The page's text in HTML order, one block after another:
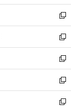
ウ
で
開
く
ン
ド
ウ
で
開
く
新
し
い
ウ
ィ
ン
ド
ウ
で
新
し
い
ウ
ィ
ン
ド
新
し
い
ウ
ィ
新
し
い
新